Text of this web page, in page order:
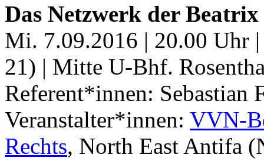
Das Netzwerk der
Mi. 7.09.2016 | 20.00 Uhr
21) | Mitte U-Bhf.
Referent*innen:
Veranstalter*innen: VVN-
Rechts, North East Antifa